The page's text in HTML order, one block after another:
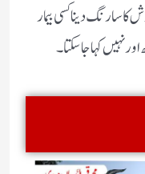
سا رنگ دینا کسی بیمار
کہا جا سکتا ۔